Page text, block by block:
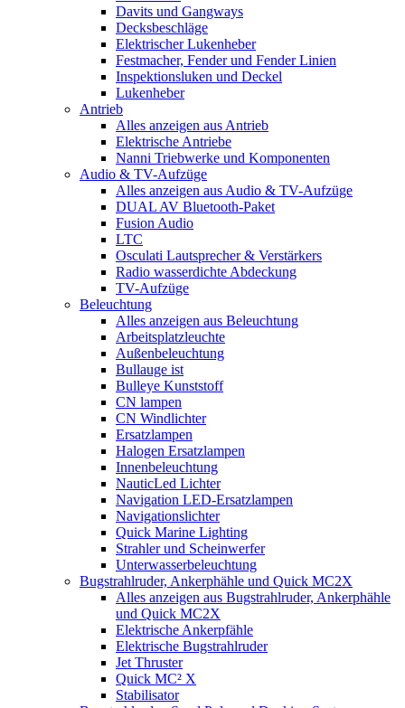
Davits und Gangways
Decksbeschläge
Elektrischer Lukenheber
Festmacher, Fender und Fender Linien
Inspektionsluken und Deckel
Lukenheber
Antrieb
Alles anzeigen aus Antrieb
Elektrische Antriebe
Nanni Triebwerke und Komponenten
Audio & TV-Aufzüge
Alles anzeigen aus Audio & TV-Aufzüge
DUAL AV Bluetooth-Paket
Fusion Audio
LTC
Osculati Lautsprecher & Verstärkers
Radio wasserdichte Abdeckung
TV-Aufzüge
Beleuchtung
Alles anzeigen aus Beleuchtung
Arbeitsplatzleuchte
Außenbeleuchtung
Bullauge ist
Bulleye Kunststoff
CN lampen
CN Windlichter
Ersatzlampen
Halogen Ersatzlampen
Innenbeleuchtung
NauticLed Lichter
Navigation LED-Ersatzlampen
Navigationslichter
Quick Marine Lighting
Strahler und Scheinwerfer
Unterwasserbeleuchtung
Bugstrahlruder, Ankerphähle und Quick MC2X
Alles anzeigen aus Bugstrahlruder, Ankerphähle
und Quick MC2X
Elektrische Ankerpfähle
Elektrische Bugstrahlruder
Jet Thruster
Quick MC² X
Stabilisator